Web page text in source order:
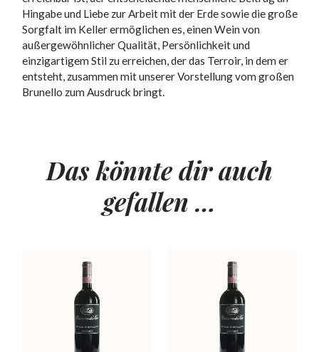
Hingabe und Liebe zur Arbeit mit der Erde sowie die große
Sorgfalt im Keller ermöglichen es, einen Wein von
außergewöhnlicher Qualität, Persönlichkeit und
einzigartigem Stil zu erreichen, der das Terroir, in dem er
entsteht, zusammen mit unserer Vorstellung vom großen
Brunello zum Ausdruck bringt.
Das könnte dir auch
gefallen …